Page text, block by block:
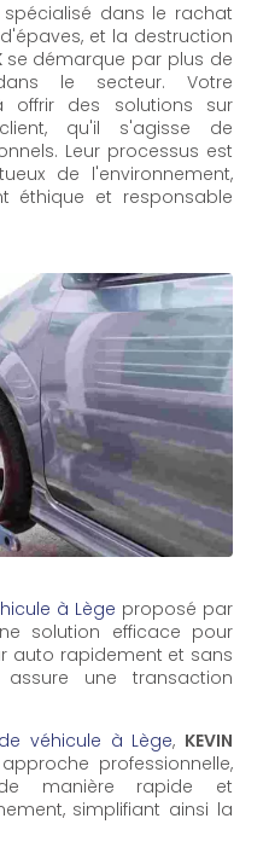
spécialisé dans le rachat
et la destruction
se démarque par plus de
le secteur. Votre
offrir des solutions sur
qu'il s'agisse de
Leur processus est
de l'environnement,
éthique et responsable
à Lège proposé par
solution efficace pour
auto rapidement et sans
une transaction
véhicule à Lège, KEVIN
professionnelle,
manière rapide et
simplifiant ainsi la